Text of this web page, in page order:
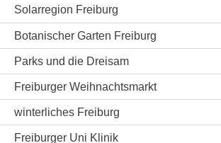
Solarregion Freiburg
Botanischer Garten Freiburg
Parks und die Dreisam
Freiburger Weihnachtsmarkt
winterliches Freiburg
Freiburger Uni Klinik